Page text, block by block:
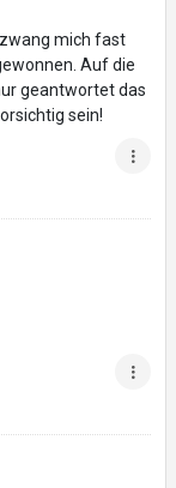
mich fast
Auf die
geantwortet das
sein!